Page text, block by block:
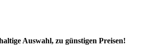
Auswahl, zu günstigen Preisen!